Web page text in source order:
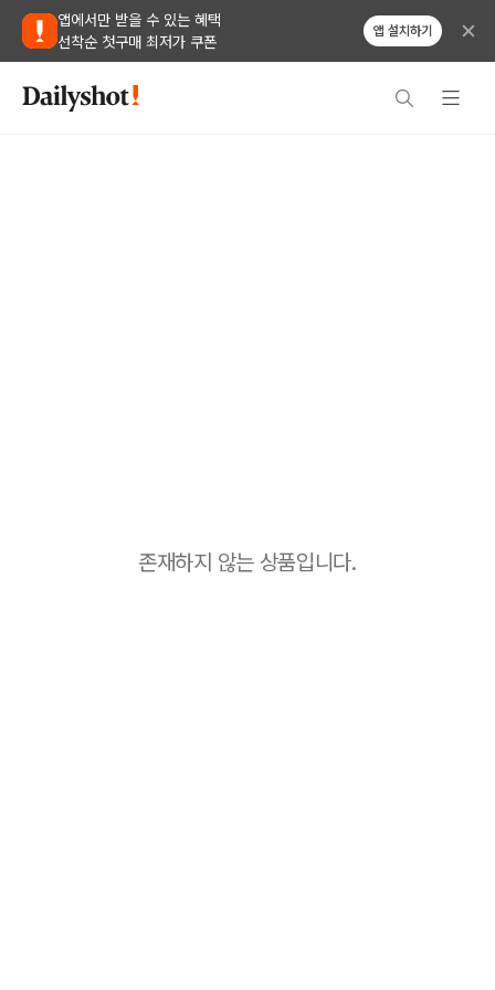
앱에서만 받을 수 있는 혜택
선착순 첫구매 최저가 쿠폰
앱 설치하기
존재하지 않는 상품입니다.